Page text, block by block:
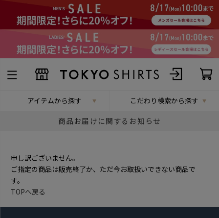
アイテムから探す こだわり検索から探す
商品お届けに関するお知らせ
申し訳ございません。
ご指定の商品は販売終了か、ただ今お取扱いできない商品で
す。
TOPへ戻る